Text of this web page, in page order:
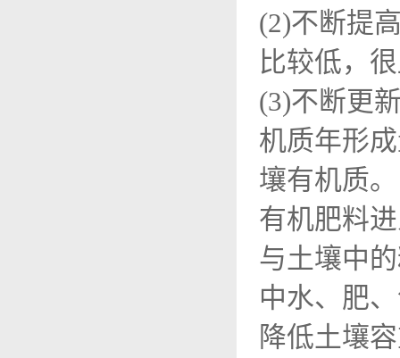
(2)不断提
比较低，
(3)不断更
机质年形
壤有机质。
有机肥料
与土壤中
中水、肥
降低土壤